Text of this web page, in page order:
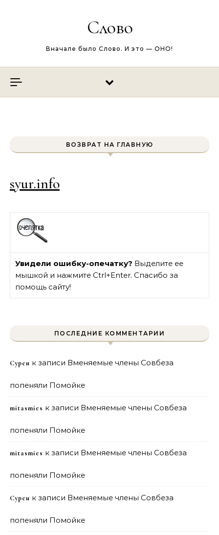
Слово
Вначале было Слово. И это — ОНО!
ВОЗВРАТ НА ГЛАВНУЮ
syur.info
Увидели ошибку-опечатку? Выделите ее
мышкой и нажмите Ctrl+Enter. Спасибо за
помощь сайту!
ПОСЛЕДНИЕ КОММЕНТАРИИ
Сурен к записи Вменяемые члены Совбеза
попеняли Помойке
mitasmies к записи Вменяемые члены Совбеза
попеняли Помойке
mitasmies к записи Вменяемые члены Совбеза
попеняли Помойке
Сурен к записи Вменяемые члены Совбеза
попеняли Помойке